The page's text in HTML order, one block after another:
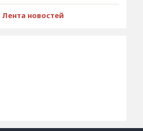
Лента новостей